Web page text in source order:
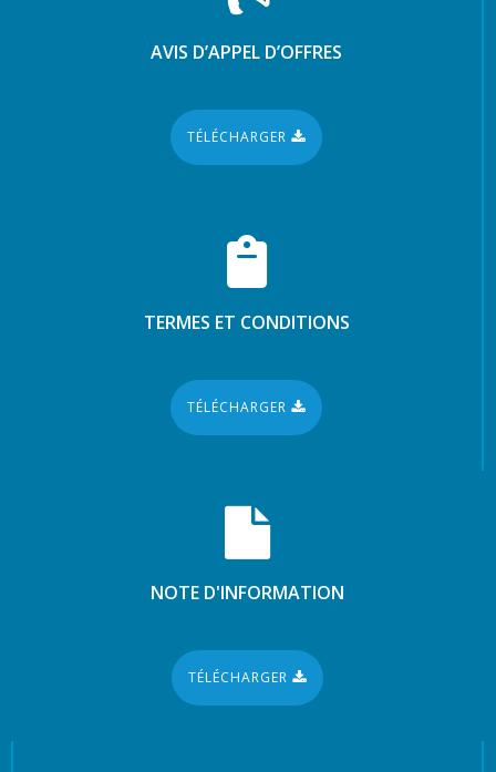
AVIS D’APPEL D’OFFRES
TÉLÉCHARGER
TERMES ET CONDITIONS
TÉLÉCHARGER
NOTE D'INFORMATION
TÉLÉCHARGER